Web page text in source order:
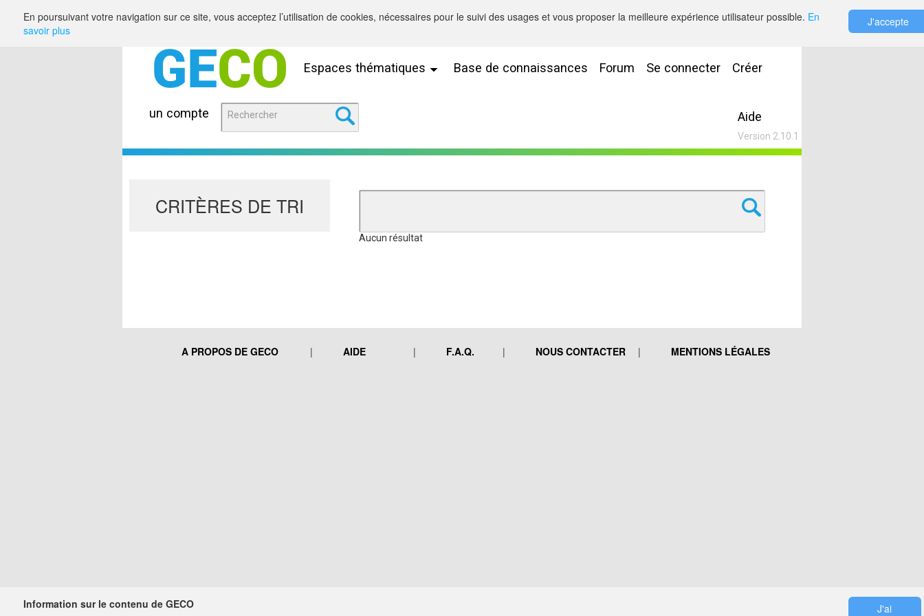
Espaces thématiques Base de connaissances Forum Se connecter Créer
un compte Aide
Version 2.10.1
CRITÈRES DE TRI
Aucun résultat
A PROPOS DE GECO AIDE F.A.Q. NOUS CONTACTER MENTIONS LÉGALES
En poursuivant votre navigation sur ce site, vous acceptez l’utilisation de cookies, nécessaires pour le suivi des usages et vous proposer la meilleure expérience utilisateur possible. En
savoir plus
J'accepte
Information sur le contenu de GECO
J'ai